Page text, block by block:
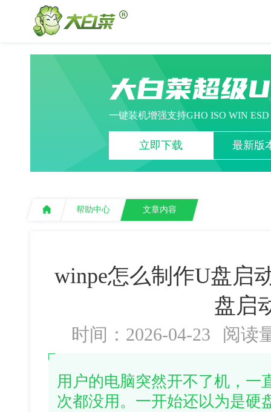
大白菜超级
一键装机增强支持GHO ISO WIN
立即下载 最新版
帮助中心 文章内容
winpe怎么制作U盘启
盘启
时间：2026-04-23 阅读
用户的电脑突然开不了机，一
次都没用。一开始还以为是硬